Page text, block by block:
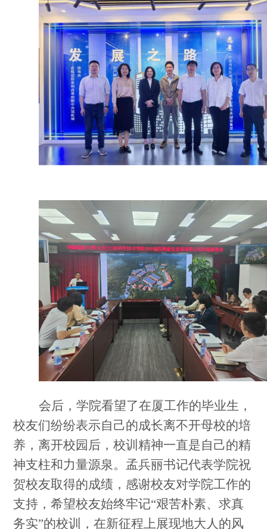
会后，学院看望了在厦工作的毕业生，
校友们纷纷表示自己的成长离不开母校的培
养，离开校园后，校训精神一直是自己的精
神支柱和力量源泉。孟兵丽书记代表学院祝
贺校友取得的成绩，感谢校友对学院工作的
支持，希望校友始终牢记“艰苦朴素、求真
务实”的校训，在新征程上展现地大人的风